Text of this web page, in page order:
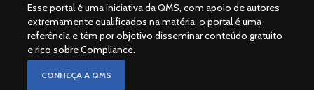
Esse portal é uma iniciativa da QMS, com apoio de autores
extremamente qualificados na matéria, o portal é uma
referência e têm por objetivo disseminar conteúdo gratuito
e rico sobre Compliance.
CONHEÇA A QMS